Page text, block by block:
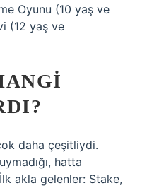
Oyunu (10 yaş ve
(12 yaş ve
daha çeşitliydi.
hatta
akla gelenler: Stake,